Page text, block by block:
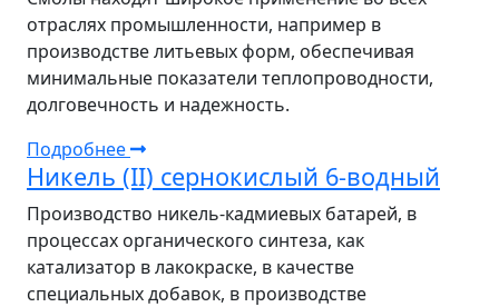
отраслях промышленности, например в
производстве литьевых форм, обеспечивая
минимальные показатели теплопроводности,
долговечность и надежность.
Подробнее
Никель (II) сернокислый 6-водный
Производство никель-кадмиевых батарей, в
процессах органического синтеза, как
катализатор в лакокраске, в качестве
специальных добавок, в производстве